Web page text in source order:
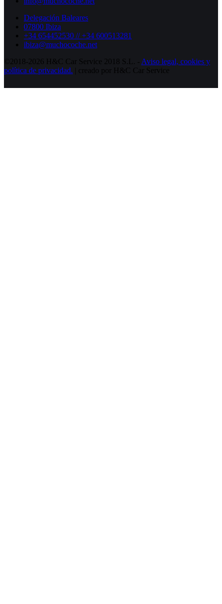
Delegación Baleares
07800 Ibiza
+34 654452530 // +34 600513281
ibiza@muchocoche.net
©2018-2026 H&C Car Service 2018 S.L. - Aviso legal, cookies y
política de privacidad. | creado por H&C Car Service